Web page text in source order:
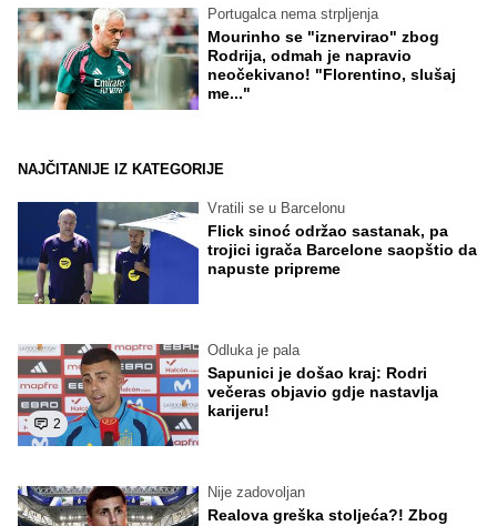
Portugalca nema strpljenja
Mourinho se "iznervirao" zbog
Rodrija, odmah je napravio
neočekivano! "Florentino, slušaj
me..."
NAJČITANIJE IZ KATEGORIJE
Vratili se u Barcelonu
Flick sinoć održao sastanak, pa
trojici igrača Barcelone saopštio da
napuste pripreme
2
Odluka je pala
Sapunici je došao kraj: Rodri
večeras objavio gdje nastavlja
karijeru!
Nije zadovoljan
Realova greška stoljeća?! Zbog